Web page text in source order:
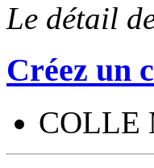
Le détail
Créez un
COLLE